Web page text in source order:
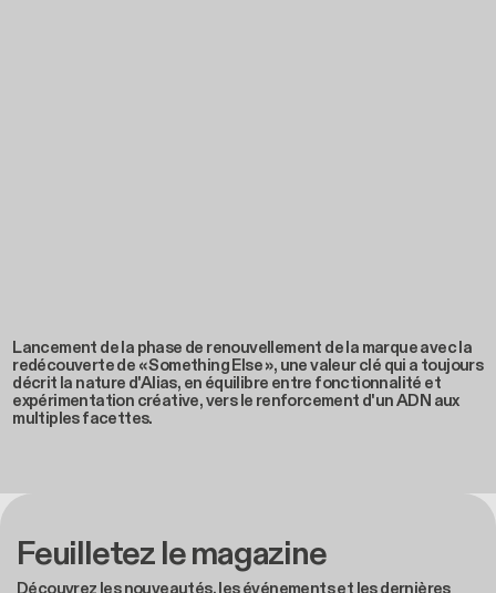
Lancement de la phase de renouvellement de la marque avec la
redécouverte de « Something Else », une valeur clé qui a toujours
décrit la nature d'Alias, en équilibre entre fonctionnalité et
expérimentation créative, vers le renforcement d'un ADN aux
multiples facettes.
Feuilletez le magazine
Découvrez les nouveautés, les événements et les dernières